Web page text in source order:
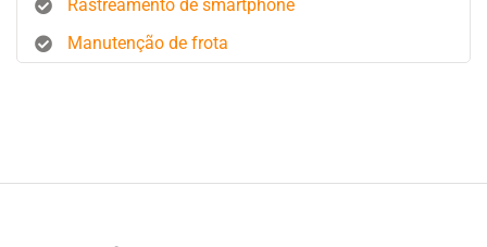
Rastreamento de smartphone
Manutenção de frota